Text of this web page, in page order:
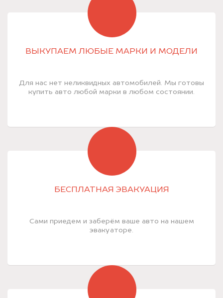
ВЫКУПАЕМ ЛЮБЫЕ МАРКИ И МОДЕЛИ
Для нас нет неликвидных автомобилей. Мы готовы
купить авто любой марки в любом состоянии.
БЕСПЛАТНАЯ ЭВАКУАЦИЯ
Сами приедем и заберём ваше авто на нашем
эвакуаторе.